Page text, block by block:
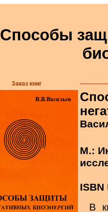
Способы
Заказ книг
М.:
ISBN
В